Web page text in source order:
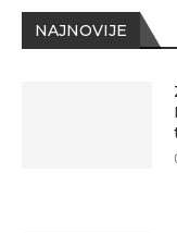
NAJNOVIJE